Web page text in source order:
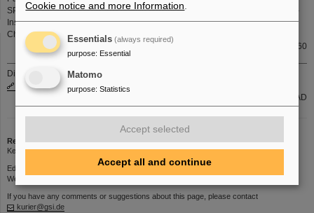
SPARC Kollaboration, von polnischen In-Kind Beiträgen und dem Helmholtz-
Institut Jena.
Christina Dimopoulou, Frank Herfurth und Michael Lestinsky.
F. Herfurth, Deceleratoren, Tel. 1360
Die aktuellen internen Stellenausschreibungen finden Sie auch unter
www.gsi.de/jobsintern
Gruppe PER-PAD
Redaktion
Kerstin Schiebel | Phone: 1395 | Email:
K.Schiebel
Editorial deadline: Thursdays 12 p.m.
Web interface for submitting contributions:
If you have any comments or suggestions about this page, please contact
kurier@gsi.de
Cookie notice and more Information
Essentials (always required)
purpose: Essential
Matomo
purpose: Statistics
Accept selected
Accept all and continue